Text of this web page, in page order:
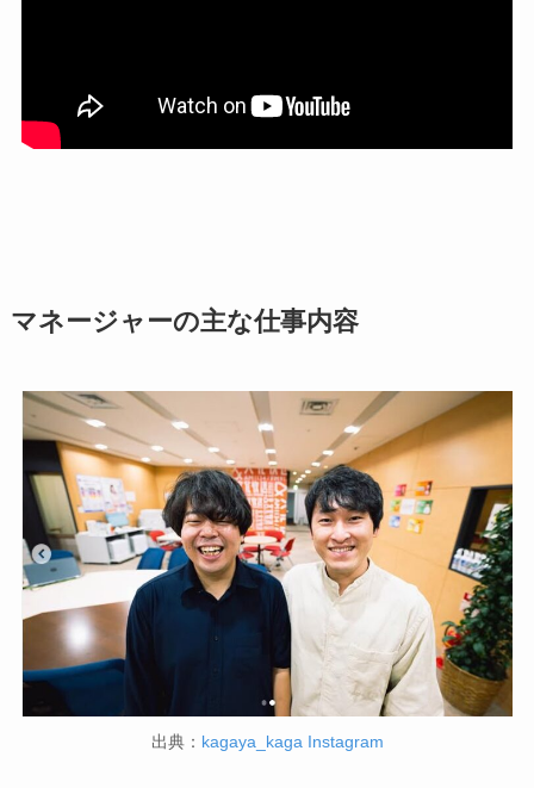
マネージャーの主な仕事内容
出典： kagaya_kaga Instagram